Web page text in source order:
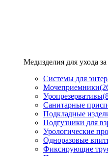
Медизделия для ухода
Системы для
Мочеприемники
Уропрезервативы
Санитарные
Подкладные
Подгузники для
Урологические
Одноразовые
Фиксирующие